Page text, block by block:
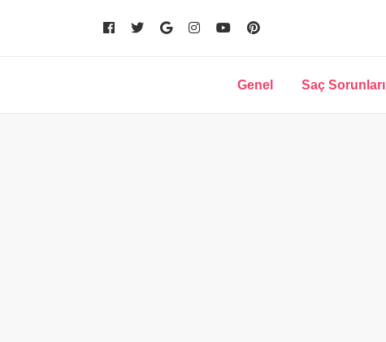
Genel Saç Sorunları